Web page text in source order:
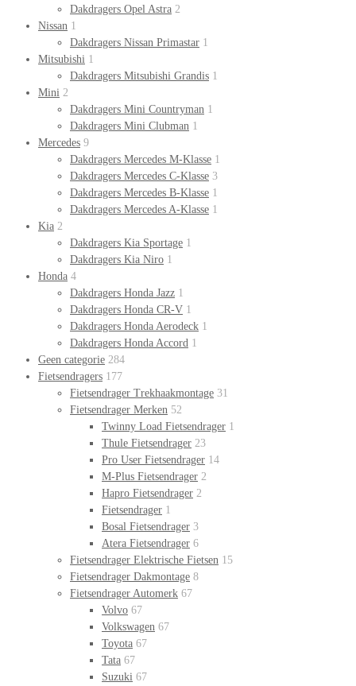
Dakdragers Opel Astra 2
Nissan 1
Dakdragers Nissan Primastar 1
Mitsubishi 1
Dakdragers Mitsubishi Grandis 1
Mini 2
Dakdragers Mini Countryman 1
Dakdragers Mini Clubman 1
Mercedes 9
Dakdragers Mercedes M-Klasse 1
Dakdragers Mercedes C-Klasse 3
Dakdragers Mercedes B-Klasse 1
Dakdragers Mercedes A-Klasse 1
Kia 2
Dakdragers Kia Sportage 1
Dakdragers Kia Niro 1
Honda 4
Dakdragers Honda Jazz 1
Dakdragers Honda CR-V 1
Dakdragers Honda Aerodeck 1
Dakdragers Honda Accord 1
Geen categorie 284
Fietsendragers 177
Fietsendrager Trekhaakmontage 31
Fietsendrager Merken 52
Twinny Load Fietsendrager 1
Thule Fietsendrager 23
Pro User Fietsendrager 14
M-Plus Fietsendrager 2
Hapro Fietsendrager 2
Fietsendrager 1
Bosal Fietsendrager 3
Atera Fietsendrager 6
Fietsendrager Elektrische Fietsen 15
Fietsendrager Dakmontage 8
Fietsendrager Automerk 67
Volvo 67
Volkswagen 67
Toyota 67
Tata 67
Suzuki 67